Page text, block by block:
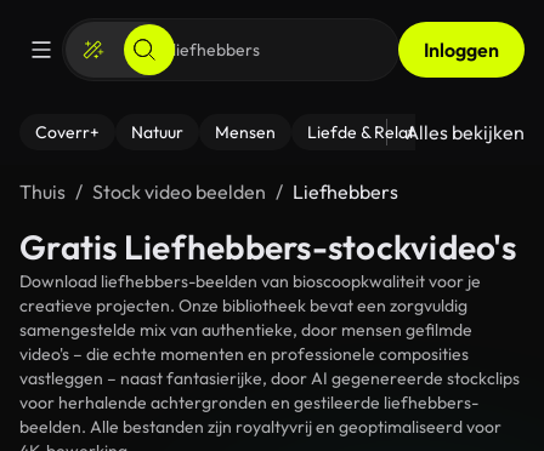
Inloggen
Coverr+ Natuur Mensen Liefde & Relaties - Fitness
Alles bekijken
Thuis Stock video beelden Liefhebbers
Gratis Liefhebbers-stockvideo's
Download liefhebbers-beelden van bioscoopkwaliteit voor je
creatieve projecten. Onze bibliotheek bevat een zorgvuldig
samengestelde mix van authentieke, door mensen gefilmde
video's – die echte momenten en professionele composities
vastleggen – naast fantasierijke, door AI gegenereerde stockclips
voor herhalende achtergronden en gestileerde liefhebbers-
beelden. Alle bestanden zijn royaltyvrij en geoptimaliseerd voor